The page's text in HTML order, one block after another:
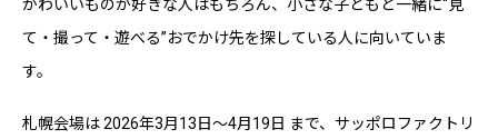
かわいいものが好きな人はもちろん、小さな子どもと一緒に“見
て・撮って・遊べる”おでかけ先を探している人に向いていま
す。
札幌会場は 2026年3月13日〜4月19日 まで、サッポロファクトリ